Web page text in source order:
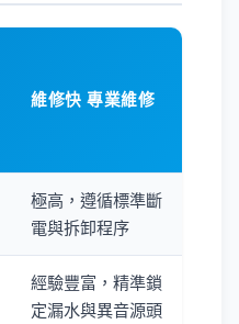
維修快 專業維修
極高，遵循標準斷
電與拆卸程序
經驗豐富，精準鎖
定漏水與異音源頭